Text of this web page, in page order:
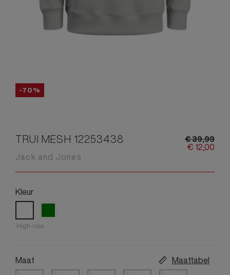
-70%
TRUI MESH 12253438
Jack and Jones
€39,99
€ 12,00
Kleur
High-rise
Maat Maattabel